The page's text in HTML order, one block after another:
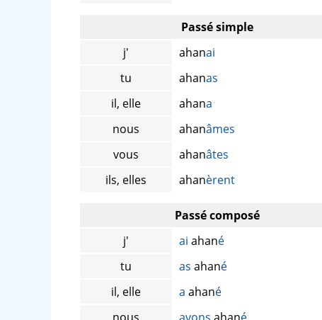
Passé simple
j'
ahanai
tu
ahanas
il, elle
ahana
nous
ahanâmes
vous
ahanâtes
ils, elles
ahanèrent
Passé composé
j'
ai ahané
tu
as ahané
il, elle
a ahané